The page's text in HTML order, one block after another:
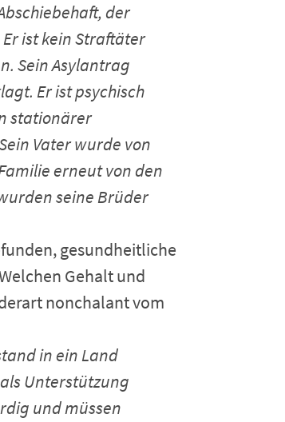
der
ist kein Straftäter
Sein Asylantrag
Er ist psychisch
stationärer
Vater wurde von
erneut von den
seine Brüder
gesundheitliche
Gehalt und
nonchalant vom
in ein Land
Unterstützung
und müssen